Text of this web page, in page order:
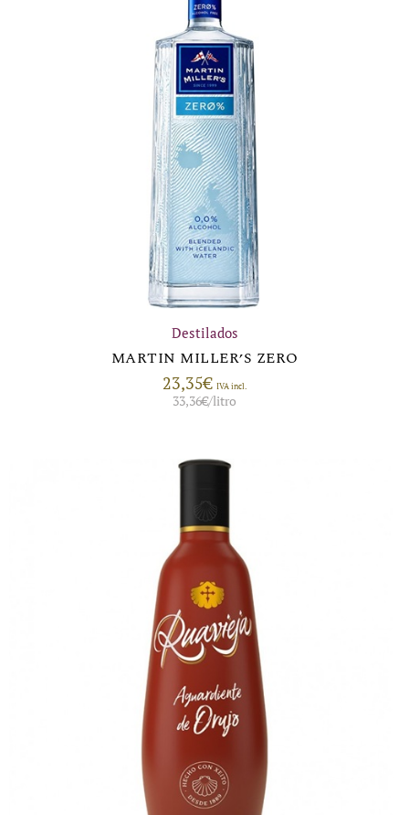
Destilados
MARTIN MILLER’S ZERO
23,35€ IVA incl.
33,36€/litro